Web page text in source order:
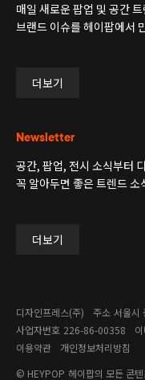
매일 새로운 팝업 및 공간
브랜드 이슈를 헤이팝에서
더보기
Newsletter
공간, 팝업, 전시 소식부터
꼭 알아두면 좋은 트렌드
더보기
디자인프레스(주) 주소 서울시
사업자번호 226-86-00358​
이용약관
개인정보처리방침
© HEYPOP 헤이팝의 모든 콘